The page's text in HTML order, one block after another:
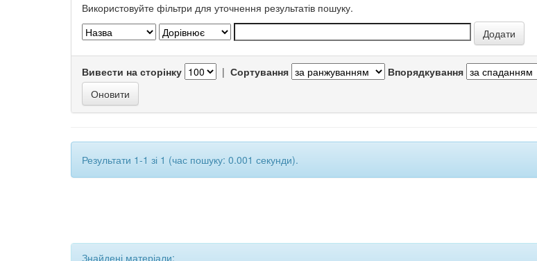
Використовуйте фільтри для уточнення результатів пошуку.
Вивести на сторінку | Сортування Впорядкування
Результати 1-1 зі 1 (час пошуку: 0.001 секунди).
Знайдені матеріали: